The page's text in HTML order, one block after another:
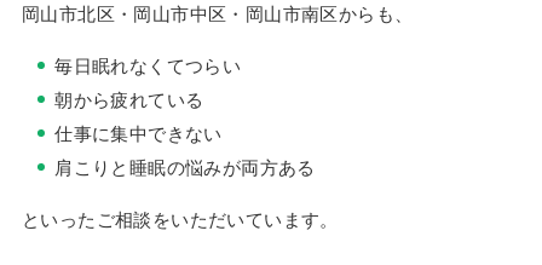
岡山市北区・岡山市中区・岡山市南区からも、
毎日眠れなくてつらい
朝から疲れている
仕事に集中できない
肩こりと睡眠の悩みが両方ある
といったご相談をいただいています。